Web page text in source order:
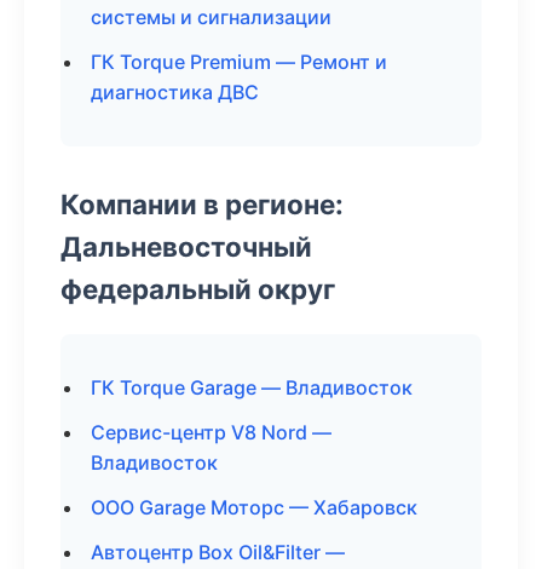
системы и сигнализации
ГК Torque Premium — Ремонт и
диагностика ДВС
Компании в регионе:
Дальневосточный
федеральный округ
ГК Torque Garage — Владивосток
Сервис-центр V8 Nord —
Владивосток
ООО Garage Моторс — Хабаровск
Автоцентр Box Oil&Filter —